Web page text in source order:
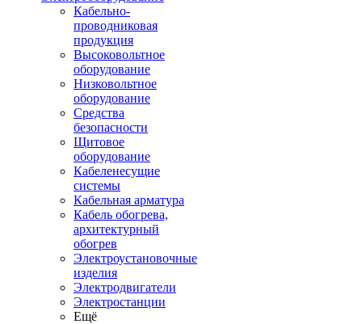
Кабельно-
проводниковая
продукция
Высоковольтное
оборудование
Низковольтное
оборудование
Средства
безопасности
Щитовое
оборудование
Кабеленесущие
системы
Кабельная арматура
Кабель обогрева,
архитектурный
обогрев
Электроустановочные
изделия
Электродвигатели
Электростанции
Ещё